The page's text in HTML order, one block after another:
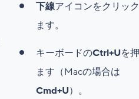
下線アイコンをクリッ
ます。
キーボードのCtrl+Uを
ます（Macの場合は
Cmd+U）。